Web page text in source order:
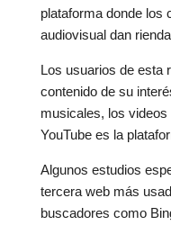
plataforma donde los
audiovisual dan
Los usuarios de esta
contenido de su
musicales, los
YouTube es la
Algunos estudios
tercera web más
buscadores como